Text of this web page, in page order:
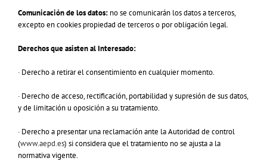
Comunicación de los datos: no se comunicarán los datos a terceros,
excepto en cookies propiedad de terceros o porobligación legal.
Derechos que asisten al Interesado:
· Derecho a retirar el consentimiento en cualquier momento.
· Derecho de acceso, rectificación, portabilidad y supresión de sus datos,
y de limitación u oposición a su tratamiento.
· Derecho a presentar una reclamación ante la Autoridad de control
(www.aepd.es) si considera que el tratamiento no se ajusta a la
normativa vigente.